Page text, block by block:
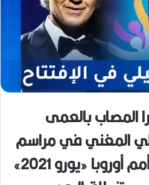
المصاب بالعمى
المغني في مراسم
إفتتاح بطولة كأس أمم أوروبا «يورو 2021»